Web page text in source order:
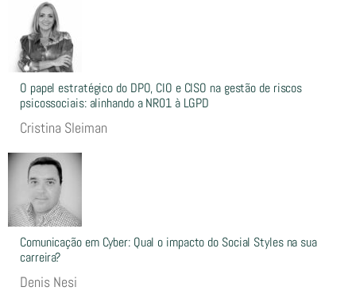
O papel estratégico do DPO, CIO e CISO na gestão de riscos
psicossociais: alinhando a NR01 à LGPD
Cristina Sleiman
Comunicação em Cyber: Qual o impacto do Social Styles na sua
carreira?
Denis Nesi